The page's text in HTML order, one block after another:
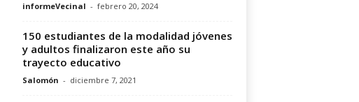
informeVecinal - febrero 20, 2024
150 estudiantes de la modalidad jóvenes
y adultos finalizaron este año su
trayecto educativo
Salomón - diciembre 7, 2021